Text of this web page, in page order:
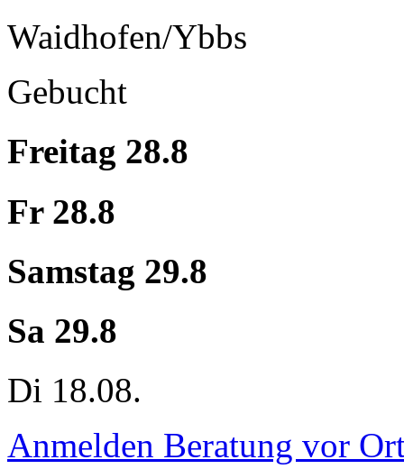
Waidhofen/Ybbs
Gebucht
Freitag 28.8
Fr 28.8
Samstag 29.8
Sa 29.8
Di 18.08.
Anmelden Beratung vor